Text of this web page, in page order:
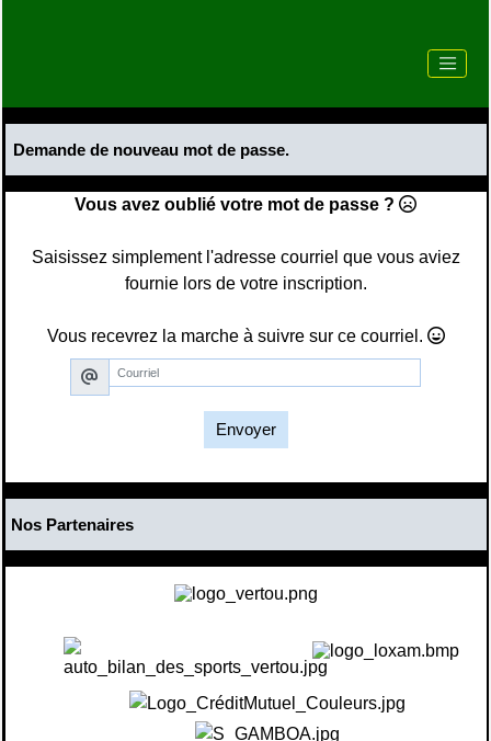
Demande de nouveau mot de passe.
Vous avez oublié votre mot de passe ?
Saisissez simplement l'adresse courriel que vous aviez
fournie lors de votre inscription.
Vous recevrez la marche à suivre sur ce courriel.
Envoyer
Nos Partenaires